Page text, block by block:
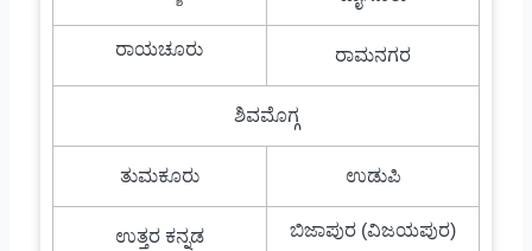
ರಾಯಚೂರು ರಾಮನಗರ
ಶಿವಮೊಗ್ಗ
ತುಮಕೂರು ಉಡುಪಿ
ಉತ್ತರ ಕನ್ನಡ ಬಿಜಾಪುರ (ವಿಜಯಪುರ)